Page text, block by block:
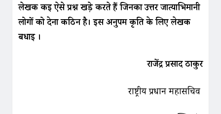
लेखक कई ऐसे प्रश्न खड़े करते हैं जिनका उत्तर जात्याभिमानी
लोगों को देना कठिन है। इस अनुपम कृति के लिए लेखक
बधाई ।
राजेंद्र प्रसाद ठाकुर
राष्ट्रीय प्रधान महासचिव